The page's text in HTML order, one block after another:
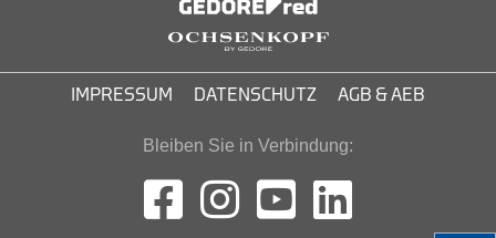
IMPRESSUM DATENSCHUTZ AGB & AEB
Bleiben Sie in Verbindung: